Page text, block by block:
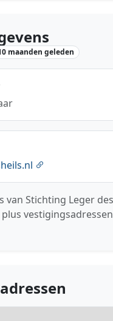
maanden geleden
van Stichting Leger